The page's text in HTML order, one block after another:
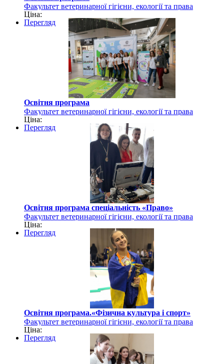
Факультет ветеринарної гігієни, екології та права
Ціна:
Перегляд
Освітня програма
Факультет ветеринарної гігієни, екології та права
Ціна:
Перегляд
Освітня програма спеціальність «Право»
Факультет ветеринарної гігієни, екології та права
Ціна:
Перегляд
Освітня програма.«Фізична культура і спорт»
Факультет ветеринарної гігієни, екології та права
Ціна:
Перегляд